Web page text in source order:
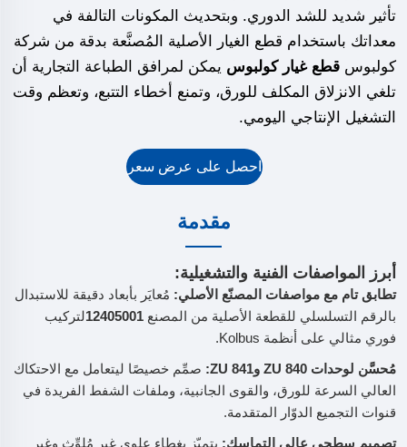
تأثير شديد للشد الدوري. وبتحديث المكونات التالفة في
معداتك باستخدام قطع الغيار الأصلية المُصنَّعة بدقة من شركة
كولبوس قطع غيار كولبوس يمكن لمرافق الطباعة التجارية أن
تلغي الانزلاق المكلف للورق، وتمنع أخطاء التتبع، وتعظم وقت
التشغيل الإنتاجي اليومي.
احصل على عرض سعر
مقدمة
أبرز المواصفات الفنية والتشغيلية:
تطابق تام مع مواصفات المصنّع الأصلي: مُعايَر بأبعاد دقيقة للاستبدال
بالرقم التسلسلي للقطعة الأصلية من المصنع 12405001لتركيب
فوري مثالي على أنظمة Kolbus.
مُحسَّن لوحدات ZU 840 وZU 841:
صمِّم خصيصًا ليتعامل مع الاحتكاك
العالي السرعة للورق، والقوى الجانبية، وملفات الشفط الفريدة في
قنوات التجميع الدوّار المتقدمة.
تصميم سطحي عالي التماسك: يتميّز بغطاء علوي غير مُلوِّث وغير